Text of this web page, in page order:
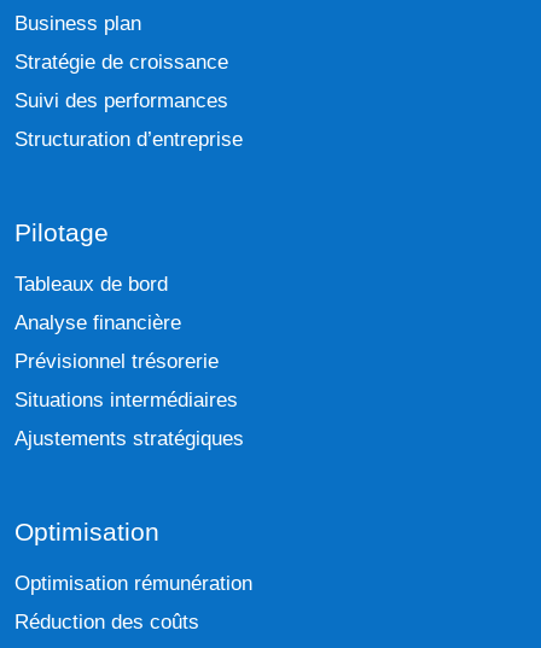
Business plan
Stratégie de croissance
Suivi des performances
Structuration d’entreprise
Pilotage
Tableaux de bord
Analyse financière
Prévisionnel trésorerie
Situations intermédiaires
Ajustements stratégiques
Optimisation
Optimisation rémunération
Réduction des coûts